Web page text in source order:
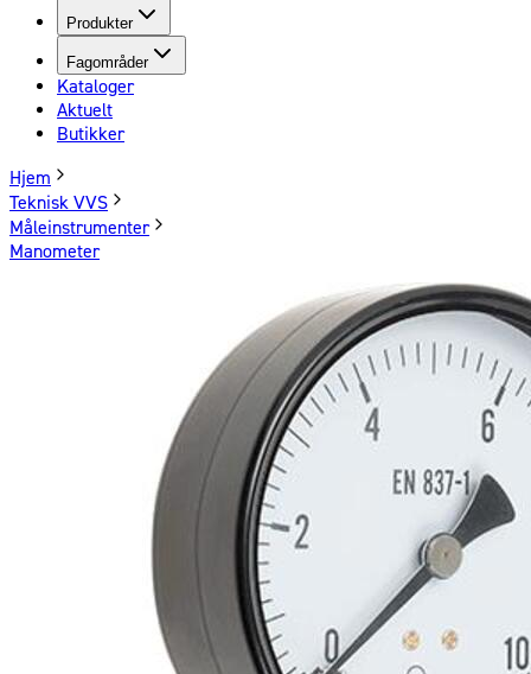
Produkter
Fagområder
Kataloger
Aktuelt
Butikker
Hjem
Teknisk VVS
Måleinstrumenter
Manometer